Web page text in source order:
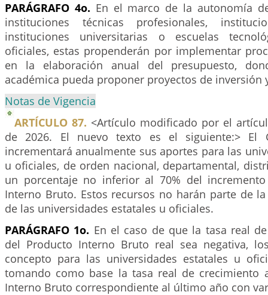
PARÁGRAFO 4o. En el marco de la autonomía
instituciones técnicas profesionales,
instituciones universitarias o escuelas
oficiales, estas propenderán por implementar
en la elaboración anual del presupuesto,
académica pueda proponer proyectos de inversión
Notas de Vigencia
ARTÍCULO 87. <Artículo modificado por el
de 2026. El nuevo texto es el siguiente:> El
incrementará anualmente sus aportes para las
u oficiales, de orden nacional, departamental,
un porcentaje no inferior al 70% del
Interno Bruto. Estos recursos no harán parte de
de las universidades estatales u oficiales.
PARÁGRAFO 1o. En el caso de que la tasa real
del Producto Interno Bruto real sea negativa,
concepto para las universidades estatales u
tomando como base la tasa real de crecimiento
Interno Bruto correspondiente al último año con